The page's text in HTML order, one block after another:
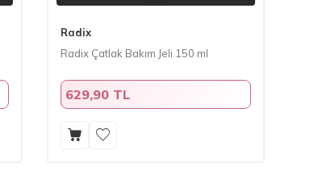
Radix
Radix Çatlak Bakım Jeli 150 ml
629,90 TL